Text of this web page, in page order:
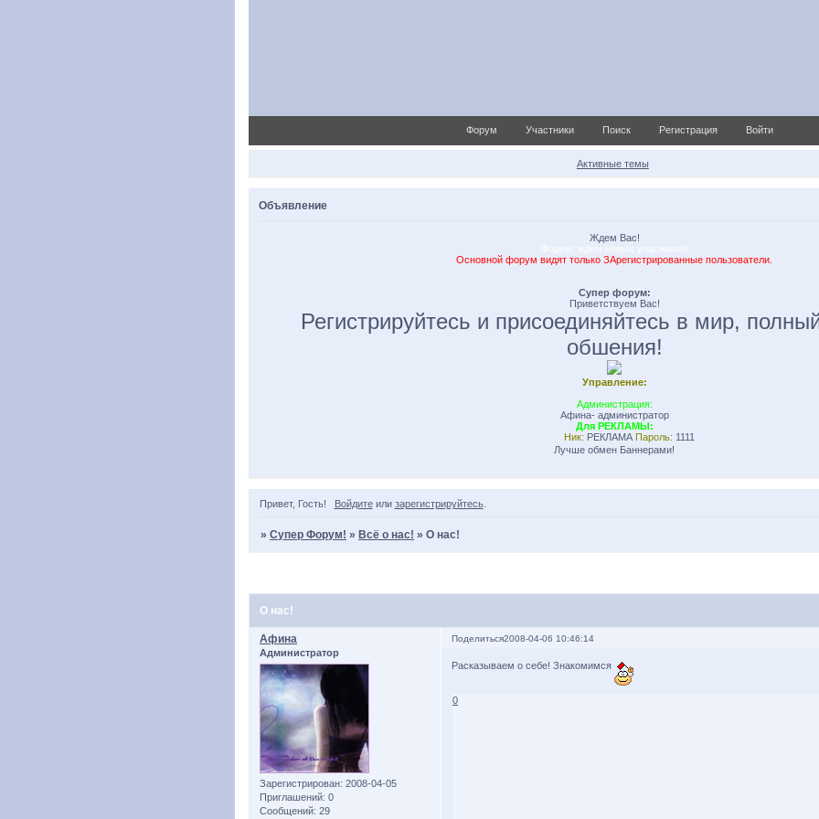
Форум Участники Поиск Регистрация Войти
Активные темы
Объявление
Ждем Вас!
Основной форум видят только ЗАрегистрированные пользователи.
Супер форум:
Приветствуем Вас!
Регистрируйтесь и присоединяйтесь в мир,
обшения!
Управление:
Администрация:
Афина- администратор
Для РЕКЛАМЫ:
Ник:РЕКЛАМАПароль:1111
Лучше обмен Баннерами!
Привет, Гость! Войдитеили зарегистрируйтесь.
»Супер Форум! »Всё о нас! »О нас!
О нас!
Поделиться2008-04-06 10:46:14
Афина
Администратор
Зарегистрирован: 2008-04-05
Приглашений: 0
Сообщений: 29
Расказываем о себе! Знакомимся
0